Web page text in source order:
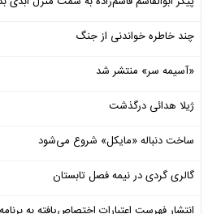
چند خاطره خواندنی از جنگ
«آسیمه سر» منتشر شد
ژیلا هدائی درگذشت
ساخت دنباله «مایکل» شروع می‌شود
گالری گردی در نیمه فصل تابستان